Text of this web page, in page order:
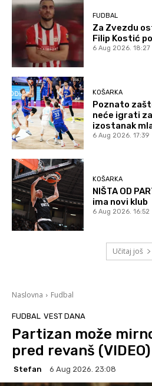
FUDBAL
Za Zvezdu
Filip Kostić
6 Aug 2026. 18:27
KOŠARKA
Poznato
neće igrati
izostanak
6 Aug 2026. 17:39
KOŠARKA
NIŠTA OD
ima novi klub
6 Aug 2026. 16:52
Učitaj još